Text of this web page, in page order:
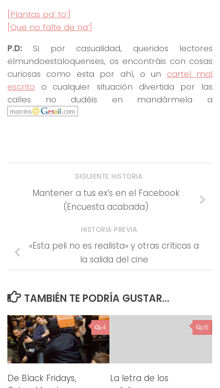
[Plantas pa’ to’]
[Que no falte de na’]
P.D: Si por casualidad, queridos lectores
elmundoestaloquenses, os encontráis con cosas
curiosas como esta por ahí, o un cartel mal
escrito o cualquier situación divertida por las
calles no dudéis en mandármela a
SIGUIENTE HISTORIA
Mantener a tus ex’s en el Facebook
(Encuesta acabada)
HISTORIA PREVIA
«Esta peli no es realista» y otras críticas a
la salida del cine
TAMBIÉN TE PODRÍA GUSTAR...
4
De Black Fridays,
16
La letra de los